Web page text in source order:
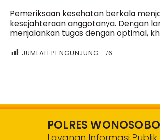
Pemeriksaan kesehatan berkala
kesejahteraan anggotanya. Dengan
menjalankan tugas dengan optimal,
JUMLAH PENGUNJUNG : 76
POLRES WONOSOBO
Layanan Informasi Publik